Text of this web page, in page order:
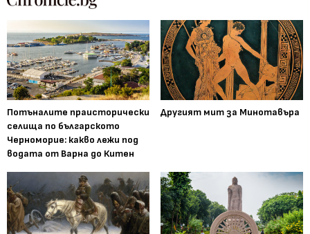
Потъналите праисторически
селища по българското
Черноморие: какво лежи под
водата от Варна до Китен
Другият мит за Минотавъра